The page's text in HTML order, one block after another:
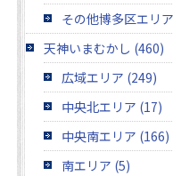
その他博多区エリ
天神いまむかし (460)
広域エリア (249)
中央北エリア (17)
中央南エリア (166)
南エリア (5)